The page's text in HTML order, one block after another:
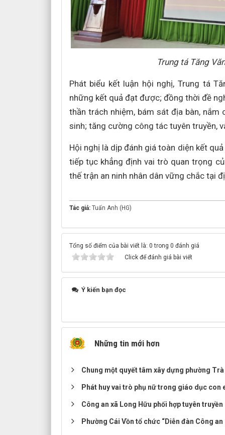
Trung tá Tăng
Phát biểu kết luận hội nghị, Trung tá
những kết quả đạt được; đồng thời đề
thần trách nhiệm, bám sát địa bàn,
sinh; tăng cường công tác tuyên truyền,
Hội nghị là dịp đánh giá toàn diện kết
tiếp tục khẳng định vai trò quan trọng
thế trận an ninh nhân dân vững chắc tại
Tác giả: Tuấn Anh (HG)
Tổng số điểm của bài viết là: 0 trong 0 đánh giá
Click để đánh giá bài viết
Ý kiến bạn đọc
Những tin mới hơn
Chung một quyết tâm xây dựng phường
Phát huy vai trò phụ nữ trong giáo dục con
Công an xã Long Hữu phối hợp tuyên
Phường Cái Vồn tổ chức “Diễn đàn Công